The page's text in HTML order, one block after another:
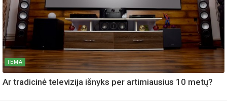
TEMA
Ar tradicinė televizija išnyks per artimiausius 10 metų?